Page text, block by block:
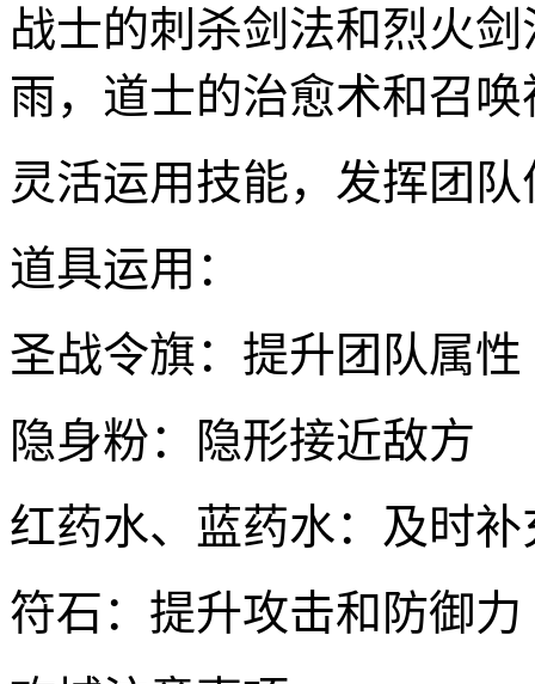
战士的刺杀剑法和烈火
雨，道士的治愈术和召唤
灵活运用技能，发挥团
道具运用：
圣战令旗：提升团队属性
隐身粉：隐形接近敌方
红药水、蓝药水：及时
符石：提升攻击和防御力